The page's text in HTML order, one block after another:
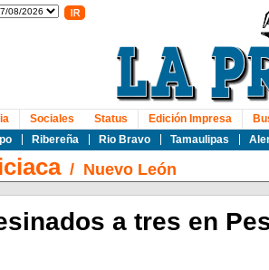
Ribereña Rio Bravo Tamaulipas
Sociales Status Edición Impresa
/ Nuevo León
a tres en